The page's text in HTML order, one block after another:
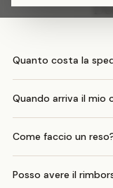
Quanto costa la
Quando arriva il mio
Come faccio un
Posso avere il